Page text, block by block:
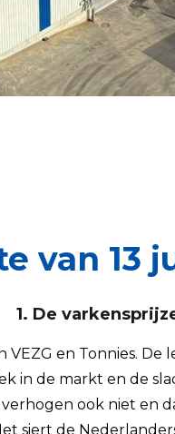
van 13
1. De
en Tonnies. De
in de markt en de
ook niet en
siert de